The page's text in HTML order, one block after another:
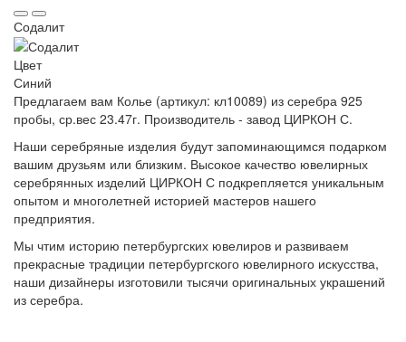
Содалит
Цвет
Синий
Предлагаем вам Колье (артикул: кл10089) из серебра 925
пробы, ср.вес 23.47г. Производитель - завод ЦИРКОН С.
Наши серебряные изделия будут запоминающимся подарком
вашим друзьям или близким. Высокое качество ювелирных
серебрянных изделий ЦИРКОН С подкрепляется уникальным
опытом и многолетней историей мастеров нашего
предприятия.
Мы чтим историю петербургских ювелиров и развиваем
прекрасные традиции петербургского ювелирного искусства,
наши дизайнеры изготовили тысячи оригинальных украшений
из серебра.